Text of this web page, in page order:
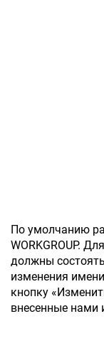
По умолчанию
WORKGROUP.
должны
изменения
кнопку
внесенные нами